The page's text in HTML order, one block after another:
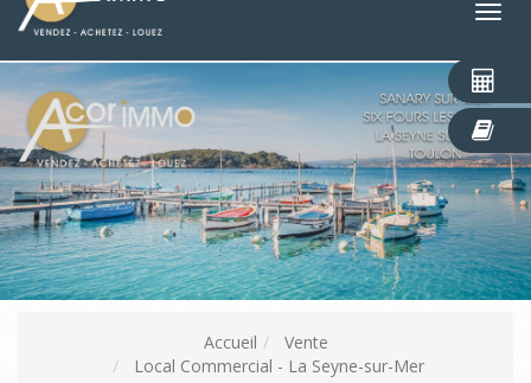
Accueil
Vente
Local Commercial - La Seyne-sur-Mer